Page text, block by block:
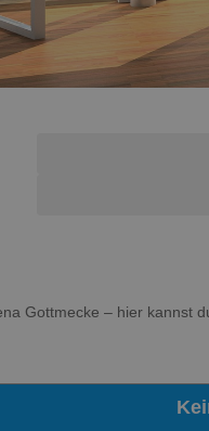
Gottmecke – hier kannst